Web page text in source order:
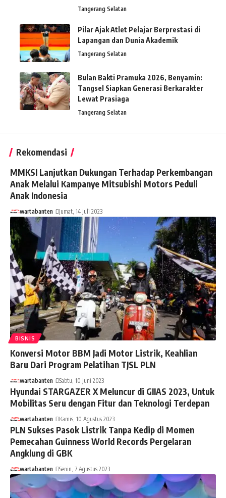
Tangerang Selatan
Pilar Ajak Atlet Pelajar Berprestasi di
Lapangan dan Dunia Akademik
Tangerang Selatan
Bulan Bakti Pramuka 2026, Benyamin:
Tangsel Siapkan Generasi Berkarakter
Lewat Prasiaga
Tangerang Selatan
Rekomendasi
MMKSI Lanjutkan Dukungan Terhadap Perkembangan
Anak Melalui Kampanye Mitsubishi Motors Peduli
Anak Indonesia
wartabanten Jumat, 14 Juli 2023
BISNIS
Konversi Motor BBM Jadi Motor Listrik, Keahlian
Baru Dari Program Pelatihan TJSL PLN
wartabanten Sabtu, 10 Juni 2023
Hyundai STARGAZER X Meluncur di GIIAS 2023, Untuk
Mobilitas Seru dengan Fitur dan Teknologi Terdepan
wartabanten Kamis, 10 Agustus 2023
PLN Sukses Pasok Listrik Tanpa Kedip di Momen
Pemecahan Guinness World Records Pergelaran
Angklung di GBK
wartabanten Senin, 7 Agustus 2023